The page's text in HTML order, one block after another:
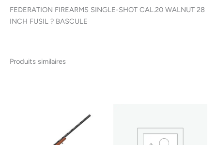
FEDERATION FIREARMS SINGLE-SHOT CAL.20 WALNUT 28
INCH FUSIL ? BASCULE
Produits similaires